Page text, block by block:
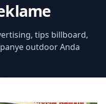
tips billboard,
outdoor Anda